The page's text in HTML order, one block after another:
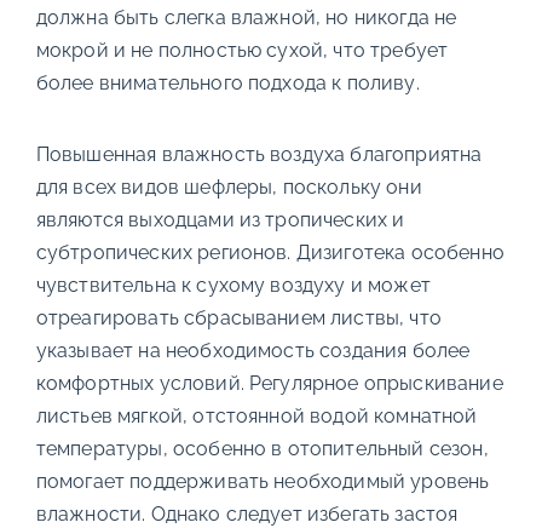
должна быть слегка влажной, но никогда не
мокрой и не полностью сухой, что требует
более внимательного подхода к поливу.
Повышенная влажность воздуха благоприятна
для всех видов шефлеры, поскольку они
являются выходцами из тропических и
субтропических регионов. Дизиготека особенно
чувствительна к сухому воздуху и может
отреагировать сбрасыванием листвы, что
указывает на необходимость создания более
комфортных условий. Регулярное опрыскивание
листьев мягкой, отстоянной водой комнатной
температуры, особенно в отопительный сезон,
помогает поддерживать необходимый уровень
влажности. Однако следует избегать застоя